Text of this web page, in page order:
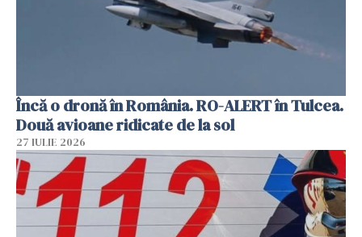
Încă o dronă în România. RO-ALERT în Tulcea.
Două avioane ridicate de la sol
27 IULIE 2026